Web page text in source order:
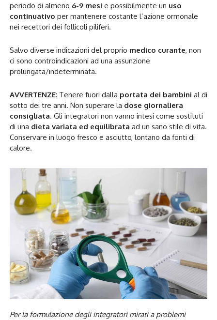
periodo di almeno 6-9 mesi e possibilmente un uso
continuativo per mantenere costante l’azione ormonale
nei recettori dei follicoli piliferi.
Salvo diverse indicazioni del proprio medico curante, non
ci sono controindicazioni ad una assunzione
prolungata/indeterminata.
AVVERTENZE: Tenere fuori dalla portata dei bambini al di
sotto dei tre anni. Non superare la dose giornaliera
consigliata. Gli integratori non vanno intesi come sostituti
di una dieta variata ed equilibrata ad un sano stile di vita.
Conservare in luogo fresco e asciutto, lontano da fonti di
calore.
Per la formulazione degli integratori mirati a problemi